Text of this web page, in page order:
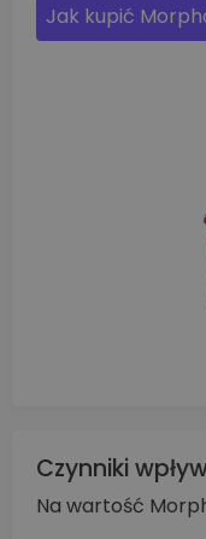
Jak kupić
Czynniki
Na wartość